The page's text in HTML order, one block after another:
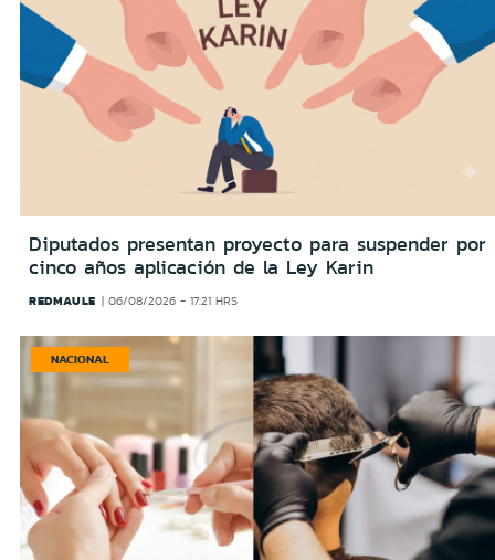
Diputados presentan proyecto para suspender por
cinco años aplicación de la Ley Karin
REDMAULE 06/08/2026 - 17:21 HRS
NACIONAL